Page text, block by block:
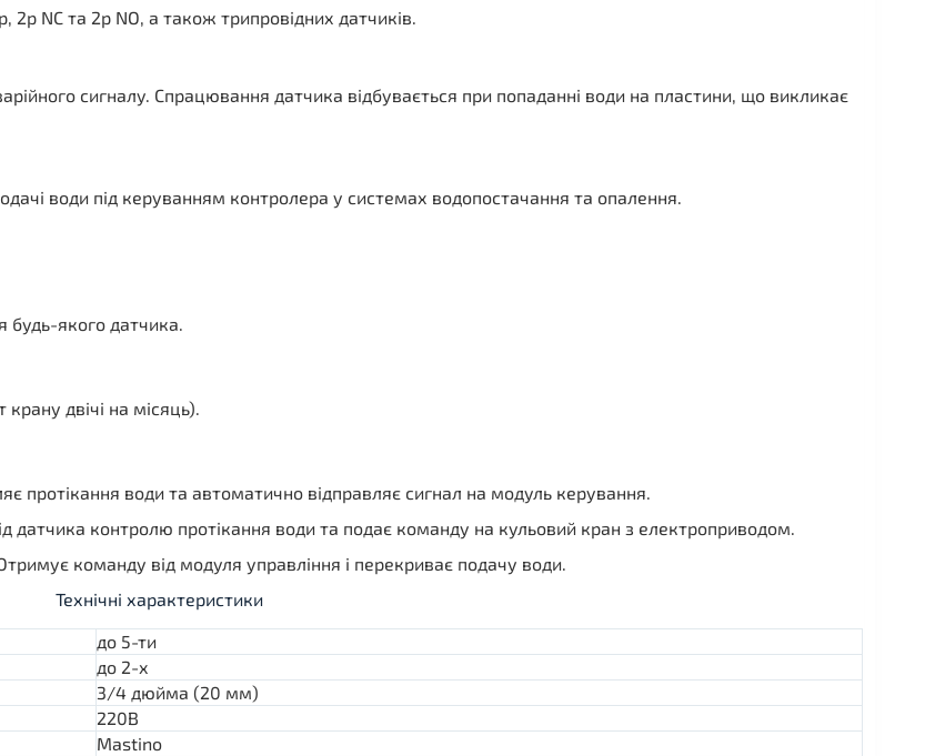
NC та 2р NO, а також трипровідних датчиків.
сигналу. Спрацювання датчика відбувається при попаданні води на пластини, що викликає
води під керуванням контролера у системах водопостачання та опалення.
якого датчика.
двічі на місяць).
протікання води та автоматично відправляє сигнал на модуль керування.
датчика контролю протікання води та подає команду на кульовий кран з електроприводом.
команду від модуля управління і перекриває подачу води.
Технічні характеристики
до 5-ти
до 2-х
3/4 дюйма (20 мм)
220В
Mastino